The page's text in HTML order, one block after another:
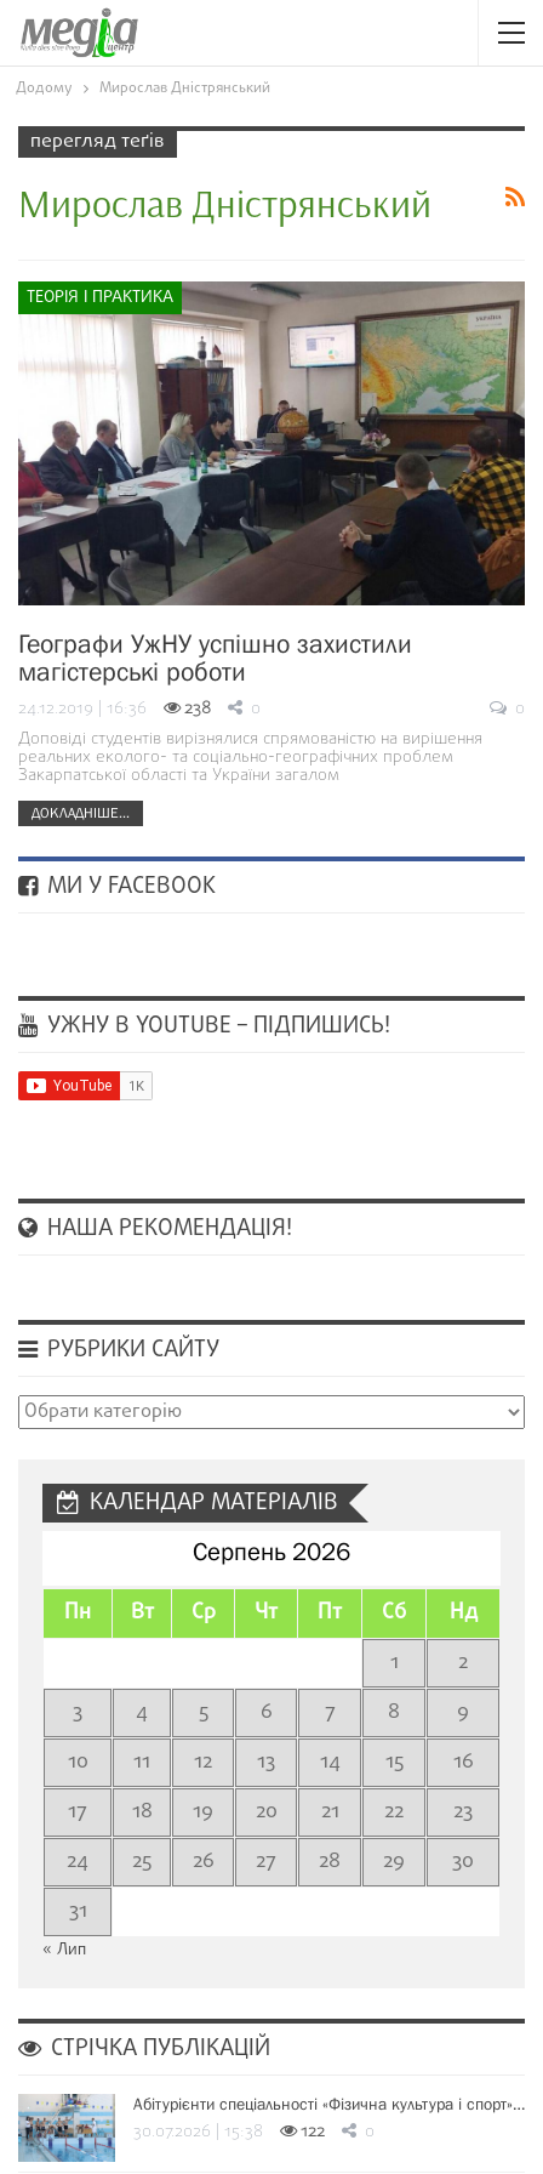
Додому Мирослав Дністрянський
перегляд теґів
Мирослав Дністрянський
ТЕОРІЯ І ПРАКТИКА
Географи УжНУ успішно захистили
магістерські роботи
24.12.2019 | 16:36 238 0
0
Доповіді студентів вирізнялися спрямованістю на вирішення
реальних еколого- та соціально-географічних проблем
Закарпатської області та України загалом
ДОКЛАДНІШЕ...
МИ У FACEBOOK
УЖНУ В YOUTUBE – ПІДПИШИСЬ!
НАША РЕКОМЕНДАЦІЯ!
РУБРИКИ САЙТУ
Рубрики
КАЛЕНДАР МАТЕРІАЛІВ
Серпень 2026
Пн Вт Ср Чт Пт Сб Нд
1
2
3
4 5 6 7 8
9
10
11 12 13 14 15
16
17
18 19 20 21 22
23
24
25 26 27 28 29
30
31
« Лип
СТРІЧКА ПУБЛІКАЦІЙ
Абітурієнти спеціальності «Фізична культура і спорт»…
30.07.2026 | 15:38 122 0